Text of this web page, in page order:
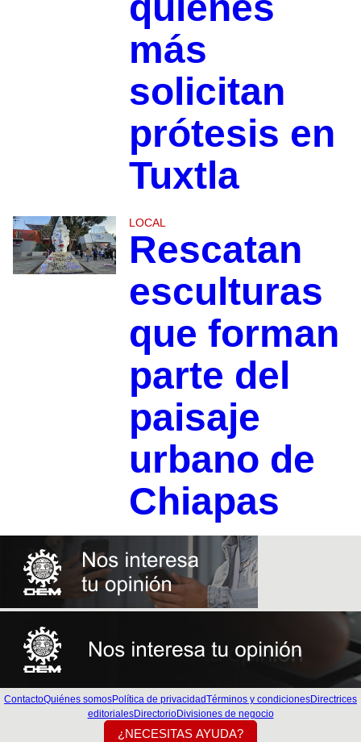
más
solicitan
prótesis en
Tuxtla
LOCAL
Rescatan
esculturas
que forman
parte del
paisaje
urbano de
Chiapas
ContactoQuiénes somosPolítica de privacidadTérminos y condicionesDirectrices
editorialesDirectorioDivisiones de negocio
¿NECESITAS AYUDA?